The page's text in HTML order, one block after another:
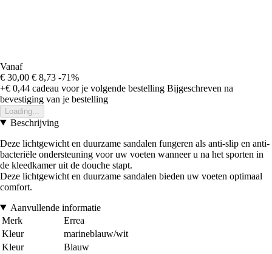
Vanaf
€ 30,00 € 8,73 -71%
+€ 0,44 cadeau voor je volgende bestelling Bijgeschreven na
bevestiging van je bestelling
Loading...
Beschrijving
Deze lichtgewicht en duurzame sandalen fungeren als anti-slip en anti-
bacteriële ondersteuning voor uw voeten wanneer u na het sporten in
de kleedkamer uit de douche stapt.
Deze lichtgewicht en duurzame sandalen bieden uw voeten optimaal
comfort.
Aanvullende informatie
Merk
Errea
Kleur
marineblauw/wit
Kleur
Blauw